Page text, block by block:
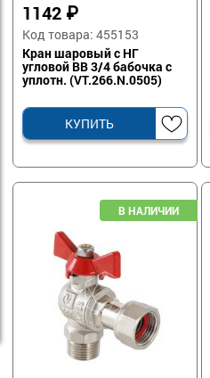
1142 ₽
Код товара: 455153
Кран шаровый с НГ
угловой ВВ 3/4 бабочка с
уплотн. (VT.266.N.0505)
КУПИТЬ